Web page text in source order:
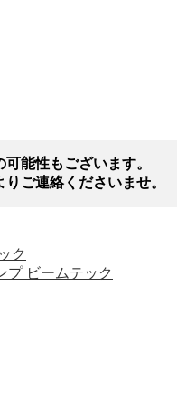
能性もございます。
ご連絡くださいませ。
ク
プ ビームテック